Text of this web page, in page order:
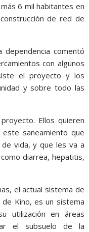
6 mil habitantes en
de red de
dependencia comentó
con algunos
el proyecto y los
y sobre todo las
Ellos quieren
saneamiento que
vida, y que les va a
diarrea, hepatitis,
el actual sistema de
Kino, es un sistema
utilización en áreas
el subsuelo de la